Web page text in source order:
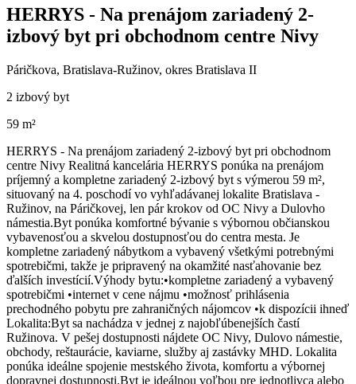
HERRYS - Na prenájom zariadený 2-
izbový byt pri obchodnom centre Nivy
Páričkova, Bratislava-Ružinov, okres Bratislava II
2 izbový byt
59 m²
HERRYS - Na prenájom zariadený 2-izbový byt pri obchodnom
centre Nivy Realitná kancelária HERRYS ponúka na prenájom
príjemný a kompletne zariadený 2-izbový byt s výmerou 59 m²,
situovaný na 4. poschodí vo vyhľadávanej lokalite Bratislava -
Ružinov, na Páričkovej, len pár krokov od OC Nivy a Dulovho
námestia.Byt ponúka komfortné bývanie s výbornou občianskou
vybavenosťou a skvelou dostupnosťou do centra mesta. Je
kompletne zariadený nábytkom a vybavený všetkými potrebnými
spotrebičmi, takže je pripravený na okamžité nasťahovanie bez
ďalších investícií.Výhody bytu:•kompletne zariadený a vybavený
spotrebičmi •internet v cene nájmu •možnosť prihlásenia
prechodného pobytu pre zahraničných nájomcov •k dispozícii ihneď
Lokalita:Byt sa nachádza v jednej z najobľúbenejších častí
Ružinova. V pešej dostupnosti nájdete OC Nivy, Dulovo námestie,
obchody, reštaurácie, kaviarne, služby aj zastávky MHD. Lokalita
ponúka ideálne spojenie mestského života, komfortu a výbornej
dopravnej dostupnosti.Byt je ideálnou voľbou pre jednotlivca alebo